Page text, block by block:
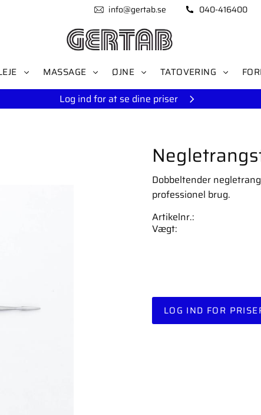
info@gertab.se 040-416400
MASSAGE ØJNE TATOVERING
Log ind for at se dine priser
Dobbeltender
professionel brug.
LOG IND FOR
Artikelnr.
Vægt